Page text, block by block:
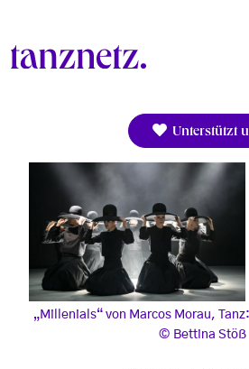
Unterstützt
„Millenials“ von Marcos Morau,
Bettina Stöß